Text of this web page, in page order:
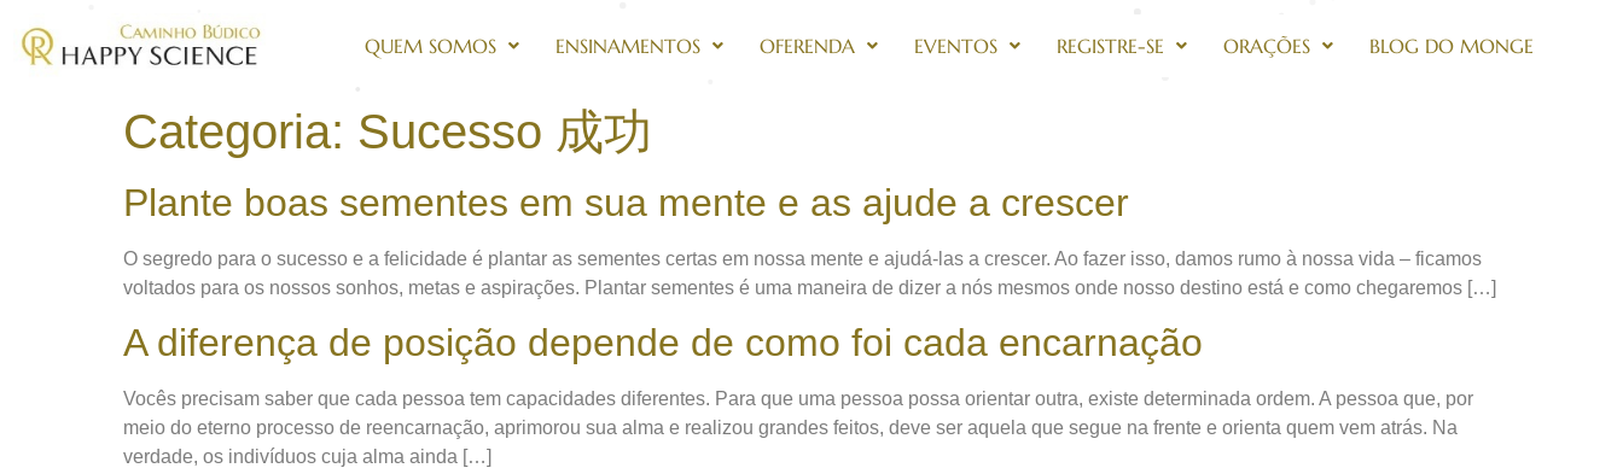
QUEM SOMOS ENSINAMENTOS OFERENDA EVENTOS REGISTRE-SE ORAÇÕES BLOG DO MONGE
Categoria: Sucesso 成功
Plante boas sementes em sua mente e as ajude a crescer
O segredo para o sucesso e a felicidade é plantar as sementes certas em nossa mente e ajudá-las a crescer. Ao fazer isso, damos rumo à nossa vida – ficamos
voltados para os nossos sonhos, metas e aspirações. Plantar sementes é uma maneira de dizer a nós mesmos onde nosso destino está e como chegaremos […]
A diferença de posição depende de como foi cada encarnação
Vocês precisam saber que cada pessoa tem capacidades diferentes. Para que uma pessoa possa orientar outra, existe determinada ordem. A pessoa que, por
meio do eterno processo de reencarnação, aprimorou sua alma e realizou grandes feitos, deve ser aquela que segue na frente e orienta quem vem atrás. Na
verdade, os indivíduos cuja alma ainda […]